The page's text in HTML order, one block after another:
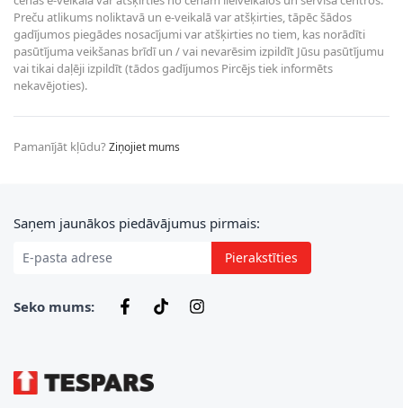
Preču atlikums noliktavā un e-veikalā var atšķirties, tāpēc šādos
gadījumos piegādes nosacījumi var atšķirties no tiem, kas norādīti
pasūtījuma veikšanas brīdī un / vai nevarēsim izpildīt Jūsu pasūtījumu
vai tikai daļēji izpildīt (tādos gadījumos Pircējs tiek informēts
nekavējoties).
Pamanījāt kļūdu?Ziņojiet mums
E-pasta adrese
Saņem jaunākos piedāvājumus pirmais:
Pierakstīties
Seko mums: